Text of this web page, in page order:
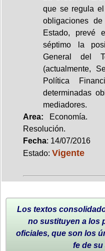
que se regula
obligaciones
Estado, prevé
séptimo la
General del
(actualmente,
Política
determinadas
mediadores.
Area:
Resolución.
Fecha: 14/07/2016
Estado: Vigente
Los textos
no sustituyen a los
oficiales, que son los
fe de